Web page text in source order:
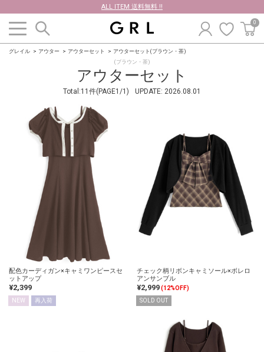
ALL ITEM 送料無料 !!
0
グレイル アウター アウターセット アウターセット(ブラウン・茶)
アウターセット
(ブラウン・茶)
Total:11件(PAGE1/1) UPDATE: 2026.08.01
配色カーディガン×キャミワンピースセ
ットアップ
¥2,399
NEW 再入荷
チェック柄リボンキャミソール×ボレロ
アンサンブル
¥2,999(12%OFF)
SOLD OUT